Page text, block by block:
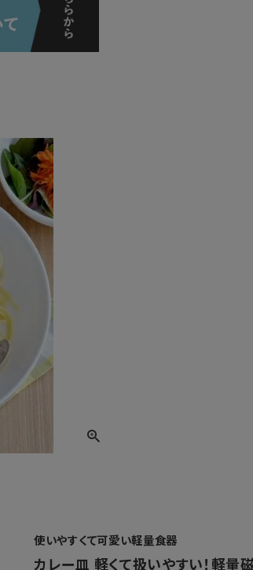
使いやすくて可愛い軽量食器
カレー皿 軽くて扱いやすい！軽量磁